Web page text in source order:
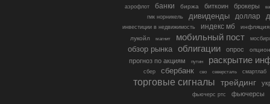
аэрофлот банки биржа биткоин брокеры
гмк норникель
дивиденды доллар
инвестиции в недвижимость индекс мб
инфляция
лукойл
магнит мобильный пост
обзор рынка облигации опрос
прогноз по акциям путин раскрытие
сбер сбербанк сво северсталь смартлаб
торговые сигналы трейдинг
фьючерс ртс фьючерсы